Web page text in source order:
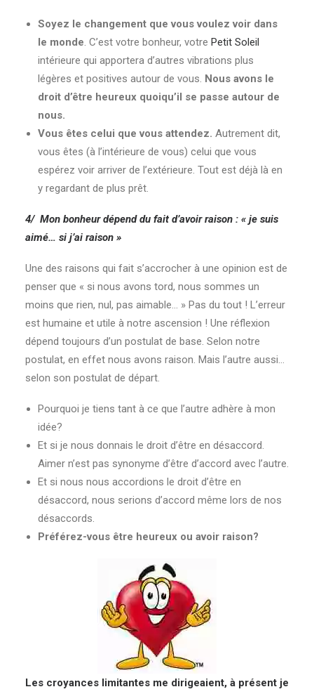
Soyez le changement que vous voulez voir dans
le monde. C’est votre bonheur, votre Petit Soleil
intérieure qui apportera d’autres vibrations plus
légères et positives autour de vous. Nous avons le
droit d’être heureux quoiqu’il se passe autour de
nous.
Vous êtes celui que vous attendez. Autrement dit,
vous êtes (à l’intérieure de vous) celui que vous
espérez voir arriver de l’extérieure. Tout est déjà là en
y regardant de plus prêt.
4/ Mon bonheur dépend du fait d’avoir raison : « je suis
aimé… si j’ai raison »
Une des raisons qui fait s’accrocher à une opinion est de
penser que « si nous avons tord, nous sommes un
moins que rien, nul, pas aimable… » Pas du tout ! L’erreur
est humaine et utile à notre ascension ! Une réflexion
dépend toujours d’un postulat de base. Selon notre
postulat, en effet nous avons raison. Mais l’autre aussi…
selon son postulat de départ.
Pourquoi je tiens tant à ce que l’autre adhère à mon
idée?
Et si je nous donnais le droit d’être en désaccord.
Aimer n’est pas synonyme d’être d’accord avec l’autre.
Et si nous nous accordions le droit d’être en
désaccord, nous serions d’accord même lors de nos
désaccords.
Préférez-vous être heureux ou avoir raison?
Les croyances limitantes me dirigeaient, à présent je